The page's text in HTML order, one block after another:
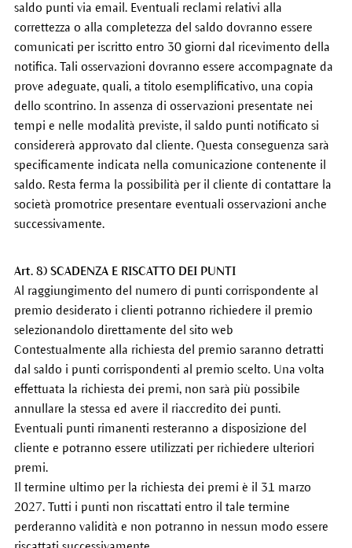
saldo punti via email. Eventuali reclami relativi alla
correttezza o alla completezza del saldo dovranno essere
comunicati per iscritto entro 30 giorni dal ricevimento della
notifica. Tali osservazioni dovranno essere accompagnate da
prove adeguate, quali, a titolo esemplificativo, una copia
dello scontrino. In assenza di osservazioni presentate nei
tempi e nelle modalità previste, il saldo punti notificato si
considererà approvato dal cliente. Questa conseguenza sarà
specificamente indicata nella comunicazione contenente il
saldo. Resta ferma la possibilità per il cliente di contattare la
società promotrice presentare eventuali osservazioni anche
successivamente.
Art. 8) SCADENZA E RISCATTO DEI PUNTI
Al raggiungimento del numero di punti corrispondente al
premio desiderato i clienti potranno richiedere il premio
selezionandolo direttamente del sito web
Contestualmente alla richiesta del premio saranno detratti
dal saldo i punti corrispondenti al premio scelto. Una volta
effettuata la richiesta dei premi, non sarà più possibile
annullare la stessa ed avere il riaccredito dei punti.
Eventuali punti rimanenti resteranno a disposizione del
cliente e potranno essere utilizzati per richiedere ulteriori
premi.
Il termine ultimo per la richiesta dei premi è il 31 marzo
2027. Tutti i punti non riscattati entro il tale termine
perderanno validità e non potranno in nessun modo essere